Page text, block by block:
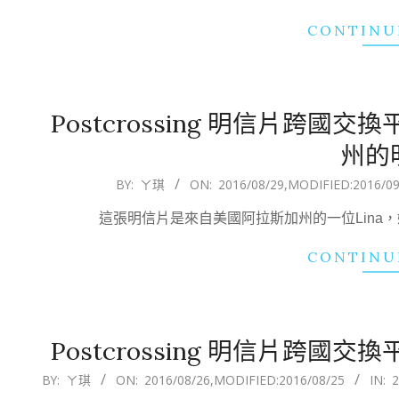
Postcrossing 明信片跨國交換
州的
BY: ㄚ琪 ON: 2016/08/29,MODIFIED:2016/
這張明信片是來自美國阿拉斯加州的一位Lina
Postcrossing 明信片跨國交換
2016-
BY: ㄚ琪 ON: 2016/08/26,MODIFIED:2016/08/25 IN: